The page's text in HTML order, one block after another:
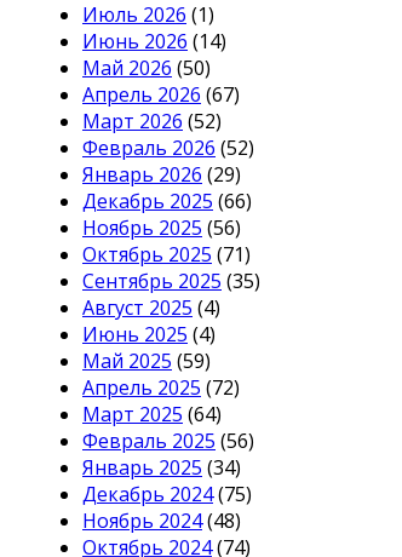
Июль 2026 (1)
Июнь 2026 (14)
Май 2026 (50)
Апрель 2026 (67)
Март 2026 (52)
Февраль 2026 (52)
Январь 2026 (29)
Декабрь 2025 (66)
Ноябрь 2025 (56)
Октябрь 2025 (71)
Сентябрь 2025 (35)
Август 2025 (4)
Июнь 2025 (4)
Май 2025 (59)
Апрель 2025 (72)
Март 2025 (64)
Февраль 2025 (56)
Январь 2025 (34)
Декабрь 2024(75)
Ноябрь 2024(48)
Октябрь 2024(74)